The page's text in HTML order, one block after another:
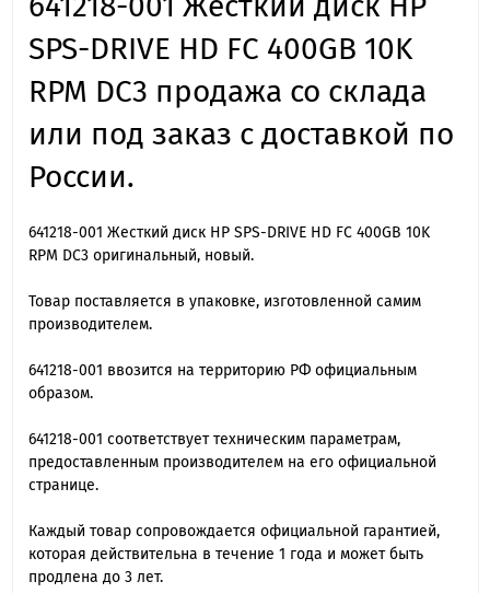
SPS-DRIVE HD FC 400GB 10K
RPM DC3 продажа со склада
или под заказ с доставкой по
России.
641218-001 Жесткий диск HP SPS-DRIVE HD FC 400GB 10K
RPM DC3 оригинальный, новый.
Товар поставляется в упаковке, изготовленной самим
производителем.
641218-001 ввозится на территорию РФ официальным
образом.
641218-001 cоответствует техническим параметрам,
предоставленным производителем на его официальной
странице.
Каждый товар сопровождается официальной гарантией,
которая действительна в течение 1 года и может быть
продлена до 3 лет.